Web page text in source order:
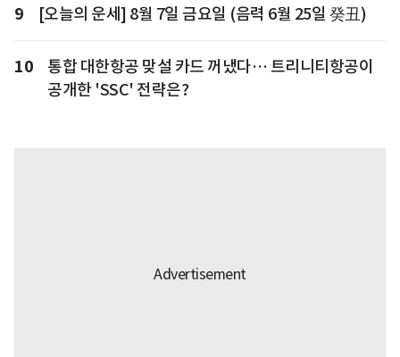
9 [오늘의 운세] 8월 7일 금요일 (음력 6월 25일 癸丑)
10
통합 대한항공 맞설 카드 꺼냈다… 트리니티항공이
공개한 'SSC' 전략은?